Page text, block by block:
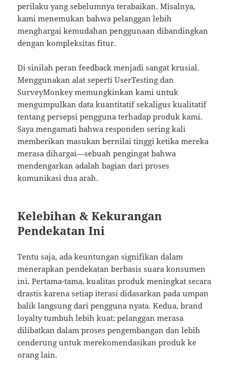
perilaku yang sebelumnya terabaikan. Misalnya,
kami menemukan bahwa pelanggan lebih
menghargai kemudahan penggunaan dibandingkan
dengan kompleksitas fitur.
Di sinilah peran feedback menjadi sangat krusial.
Menggunakan alat seperti UserTesting dan
SurveyMonkey memungkinkan kami untuk
mengumpulkan data kuantitatif sekaligus kualitatif
tentang persepsi pengguna terhadap produk kami.
Saya mengamati bahwa responden sering kali
memberikan masukan bernilai tinggi ketika mereka
merasa dihargai—sebuah pengingat bahwa
mendengarkan adalah bagian dari proses
komunikasi dua arah.
Kelebihan & Kekurangan
Pendekatan Ini
Tentu saja, ada keuntungan signifikan dalam
menerapkan pendekatan berbasis suara konsumen
ini. Pertama-tama, kualitas produk meningkat secara
drastis karena setiap iterasi didasarkan pada umpan
balik langsung dari pengguna nyata. Kedua, brand
loyalty tumbuh lebih kuat; pelanggan merasa
dilibatkan dalam proses pengembangan dan lebih
cenderung untuk merekomendasikan produk ke
orang lain.